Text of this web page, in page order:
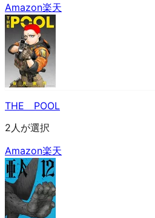
Amazon楽天
THE POOL
2人が選択
Amazon楽天